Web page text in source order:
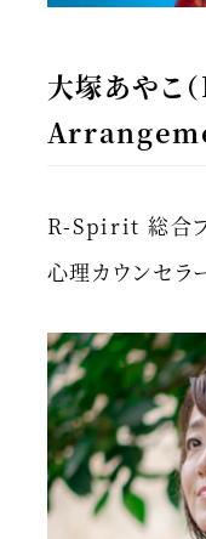
大塚あやこ
R-Spirit 総合プ
心理カウンセラ